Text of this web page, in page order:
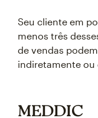
Seu cliente em
menos três
de vendas
indiretamente ou
MEDDIC